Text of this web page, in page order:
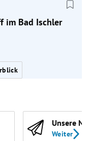
im Bad Ischler
Unsere
Weiter